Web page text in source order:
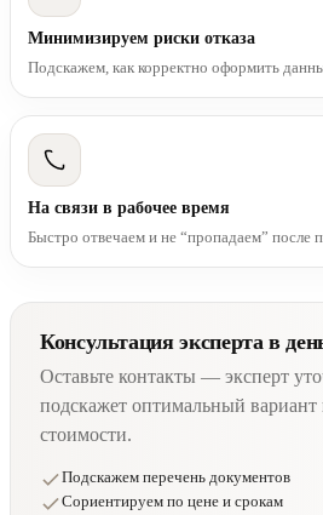
Минимизируем риски отказа
Подскажем, как корректно оформить
На связи в рабочее время
Быстро отвечаем и не “пропадаем” после
Консультация эксперта в
Оставьте контакты — эксперт
подскажет оптимальный вариант
стоимости.
Подскажем перечень документов
Сориентируем по цене и срокам